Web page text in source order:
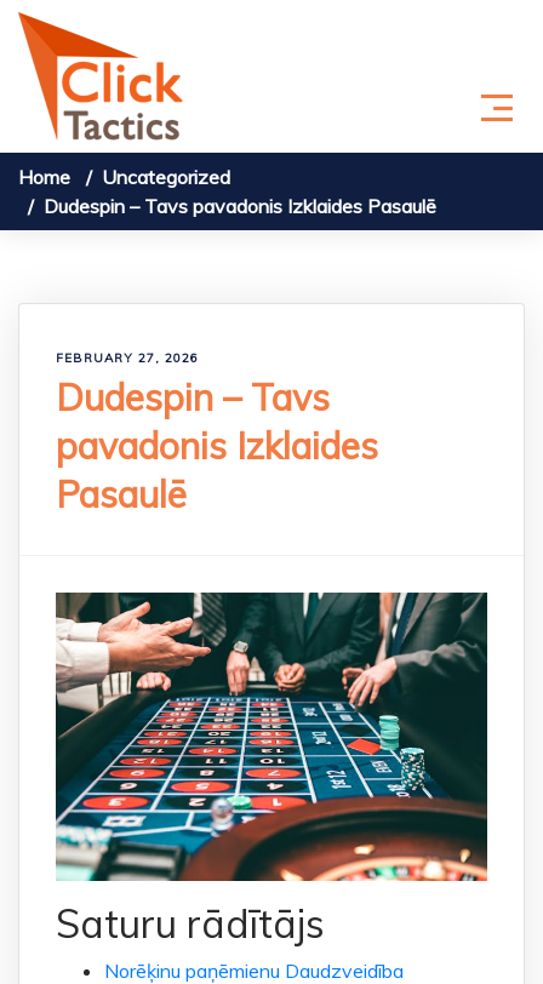
Skip to content
Home
Uncategorized
Dudespin – Tavs pavadonis Izklaides Pasaulē
FEBRUARY 27, 2026
Dudespin – Tavs
pavadonis Izklaides
Pasaulē
Saturu rādītājs
Norēķinu paņēmienu Daudzveidība